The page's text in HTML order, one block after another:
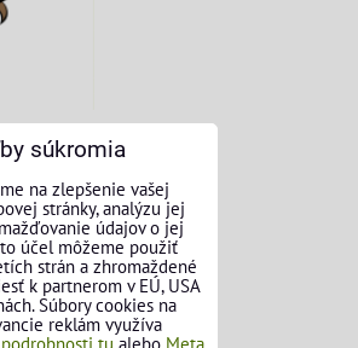
ÚDAJE
súkromia
na zlepšenie vašej
stránky, analýzu jej
údajov o jej
účel môžeme použiť
strán a zhromaždené
k partnerom v EÚ, USA
Súbory cookies na
reklám využíva